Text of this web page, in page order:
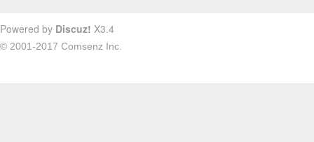
Powered by Discuz! X3.4
© 2001-2017 Comsenz Inc.